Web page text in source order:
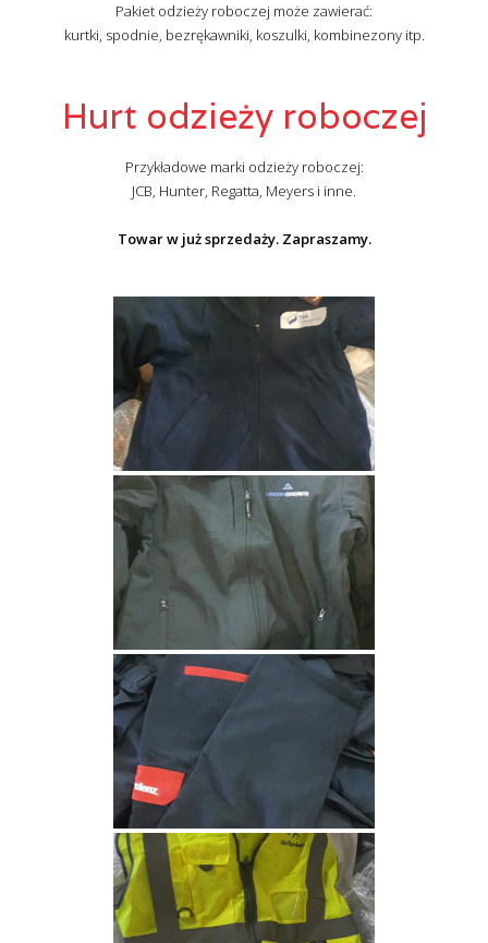
Pakiet odzieży roboczej może zawierać:
kurtki, spodnie, bezrękawniki, koszulki, kombinezony itp.
Hurt odzieży roboczej
Przykładowe marki odzieży roboczej:
JCB, Hunter, Regatta, Meyers i inne.
Towar w już sprzedaży. Zapraszamy.